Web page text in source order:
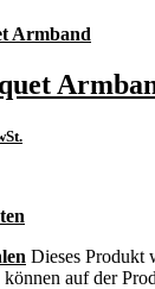
Dieses Produkt
auf der